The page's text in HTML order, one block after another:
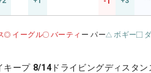
イーグル バーティ ー パー ボギー
キープ 8/14 ドライビングディスタン